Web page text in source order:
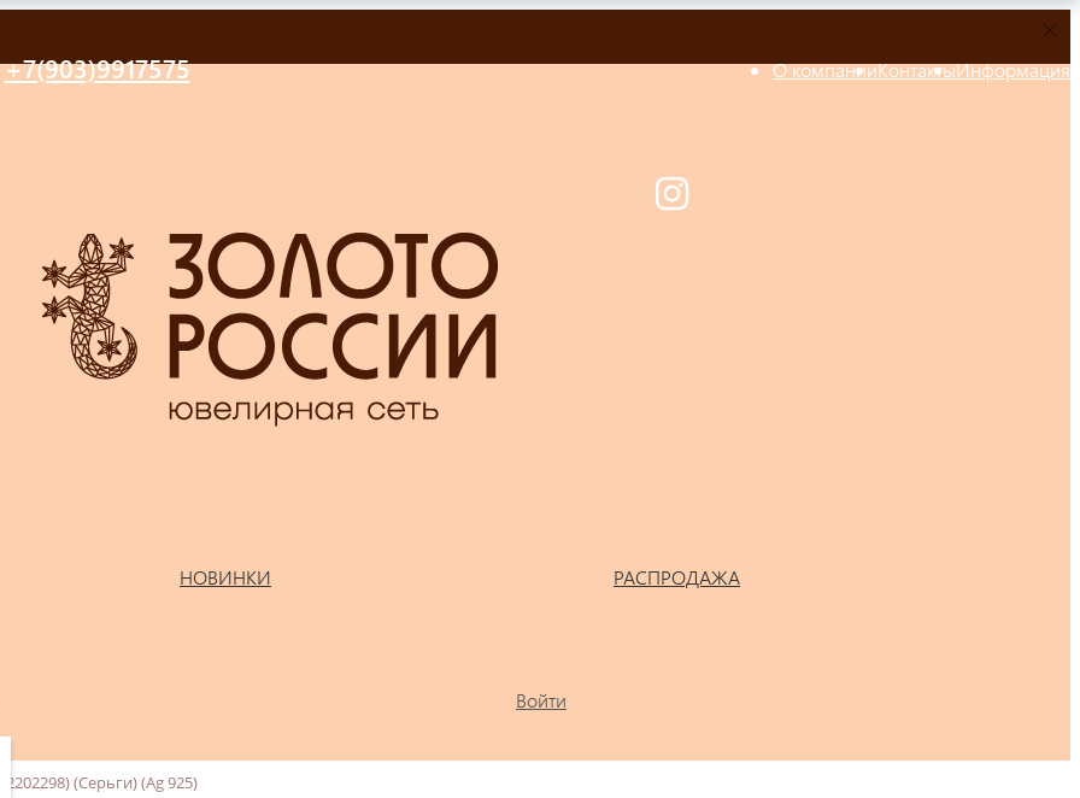
О компанииКонтактыИнформация
+7(903)9917575
НОВИНКИ РАСПРОДАЖА
Войти
(Серьги) (Ag 925)